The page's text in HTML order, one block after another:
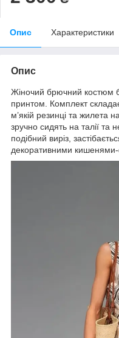
Опис Характеристики
Опис
Жіночий брючний костюм
принтом. Комплект
м’якій резинці та жилета
зручно сидять на талії
подібний виріз,
декоративними